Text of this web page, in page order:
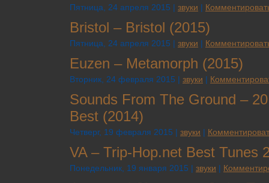
Пятница, 24 апреля 2015 | звуки |
Bristol – Bristol (2015)
Пятница, 24 апреля 2015 | звуки |
Euzen – Metamorph (2015)
Вторник, 24 февраля 2015 | звуки |
Sounds From The Ground –
Best (2014)
Четверг, 19 февраля 2015 | звуки |
VA – Trip​-​Hop​.​net Best Tunes
Понедельник, 19 января 2015 | звуки |